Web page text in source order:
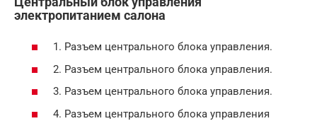
электропитанием салона
1. Разъем центрального блока управления.
2. Разъем центрального блока управления.
3. Разъем центрального блока управления.
4. Разъем центрального блока управления